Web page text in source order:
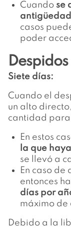
Cuando se
casos
poder
Siete días:
Cuando el
un alto
cantidad
En estos
la que
se llevó a
En caso de
entonces
días por
máximo de
Debido a la